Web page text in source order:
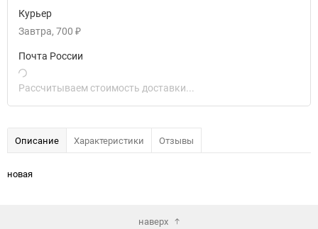
Курьер
Завтра 700 ₽
Почта России
Рассчитываем стоимость доставки...
Описание Характеристики Отзывы
новая
наверх